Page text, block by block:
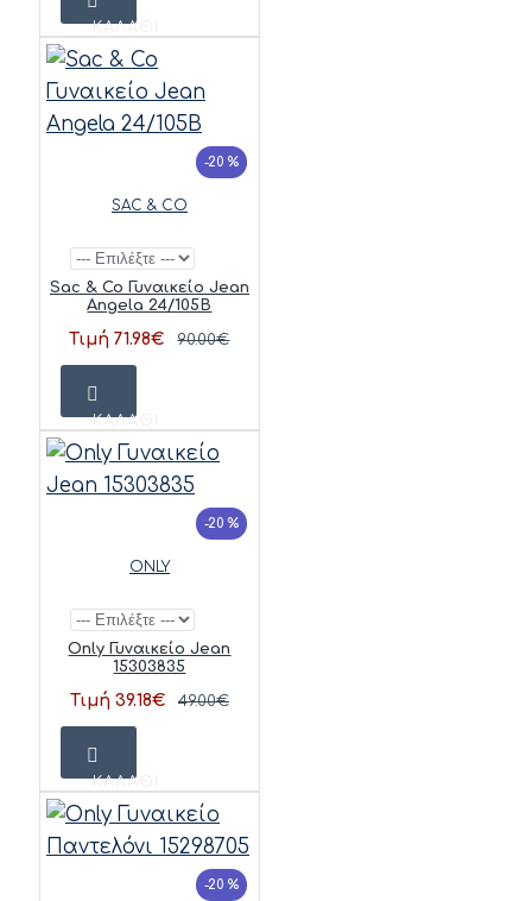
ΚΑΛΆΘΙ
-20 %
SAC & CO
Sac & Co Γυναικείο Jean
Angela 24/105B
Τιμή 71.98€ 90.00€
ΚΑΛΆΘΙ
-20 %
ONLY
Only Γυναικείο Jean
15303835
Τιμή 39.18€ 49.00€
ΚΑΛΆΘΙ
-20 %